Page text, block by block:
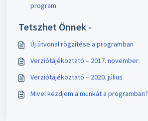
program
Tetszhet Önnek -
Új útvonal rögzítése a programban
Verziótájékoztató – 2017. november
Verziótájékoztató – 2020. július
Mivel kezdjem a munkát a programban?